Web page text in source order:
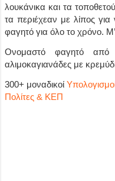
λουκάνικα και τα
τα περιέχεαν με λίπος
φαγητό για όλο το χρόνο.
Ονομαστό φαγητό από
αλιμοκαγιανάδες με
300+ μοναδικοί
Πολίτες & ΚΕΠ